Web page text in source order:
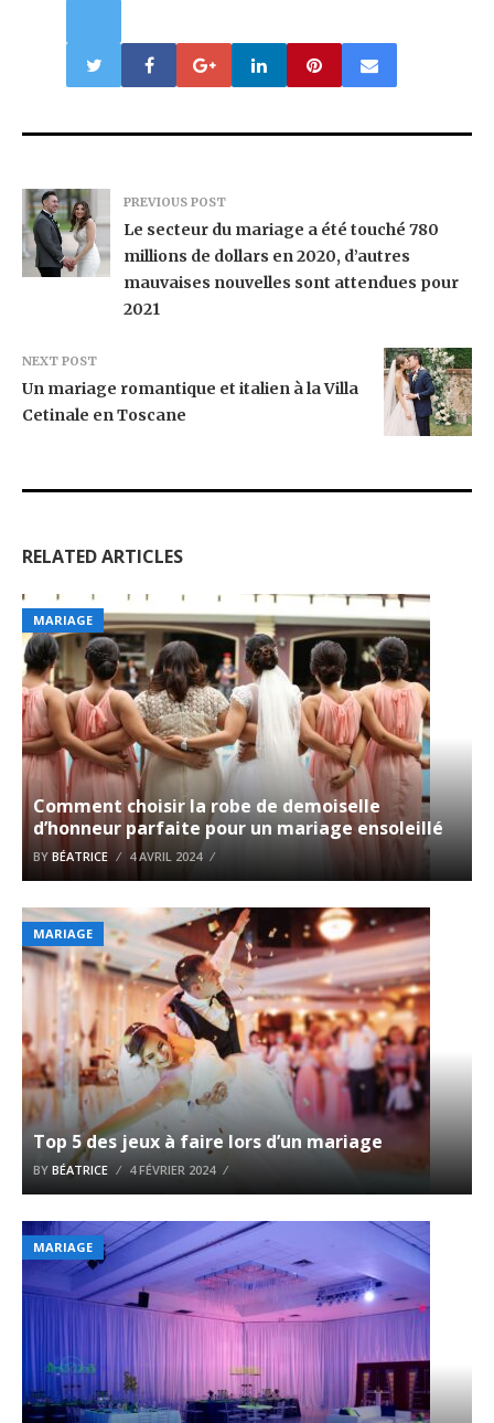
PREVIOUS POST
Le secteur du mariage a été touché 780
millions de dollars en 2020, d’autres
mauvaises nouvelles sont attendues pour
2021
NEXT POST
Un mariage romantique et italien à la Villa
Cetinale en Toscane
RELATED ARTICLES
MARIAGE
Comment choisir la robe de demoiselle
d’honneur parfaite pour un mariage ensoleillé
BY BÉATRICE 4 AVRIL 2024
MARIAGE
Top 5 des jeux à faire lors d’un mariage
BY BÉATRICE 4 FÉVRIER 2024
MARIAGE